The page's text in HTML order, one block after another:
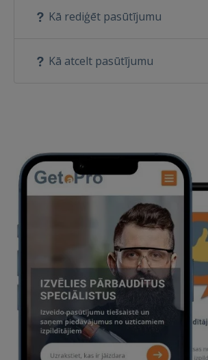
Kā rediģēt pasūtījumu
Kā atcelt pasūtījumu